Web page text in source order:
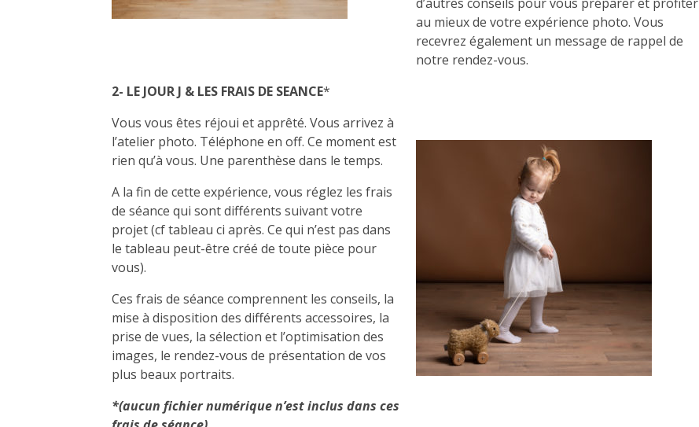
au mieux de votre expérience photo. Vous
recevrez également un message de rappel de
notre rendez-vous.
2- LE JOUR J & LES FRAIS DE SEANCE*
Vous vous êtes réjoui et apprêté. Vous arrivez à
l’atelier photo. Téléphone en off. Ce moment est
rien qu’à vous. Une parenthèse dans le temps.
A la fin de cette expérience, vous réglez les frais
de séance qui sont différents suivant votre
projet (cf tableau ci après. Ce qui n’est pas dans
le tableau peut-être créé de toute pièce pour
vous).
Ces frais de séance comprennent les conseils, la
mise à disposition des différents accessoires, la
prise de vues, la sélection et l’optimisation des
images, le rendez-vous de présentation de vos
plus beaux portraits.
*(aucun fichier numérique n’est inclus dans ces